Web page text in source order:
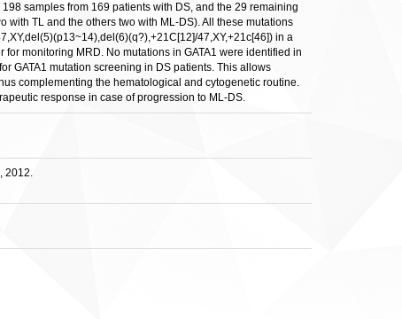
samples from 169 patients with DS, and the 29 remaining
TL and the others two with ML-DS). All these mutations
47,XY,+21c[46]) in a
monitoring MRD. No mutations in GATA1 were identified in
GATA1 mutation screening in DS patients. This allows
complementing the hematological and cytogenetic routine.
response in case of progression to ML-DS.
2012.